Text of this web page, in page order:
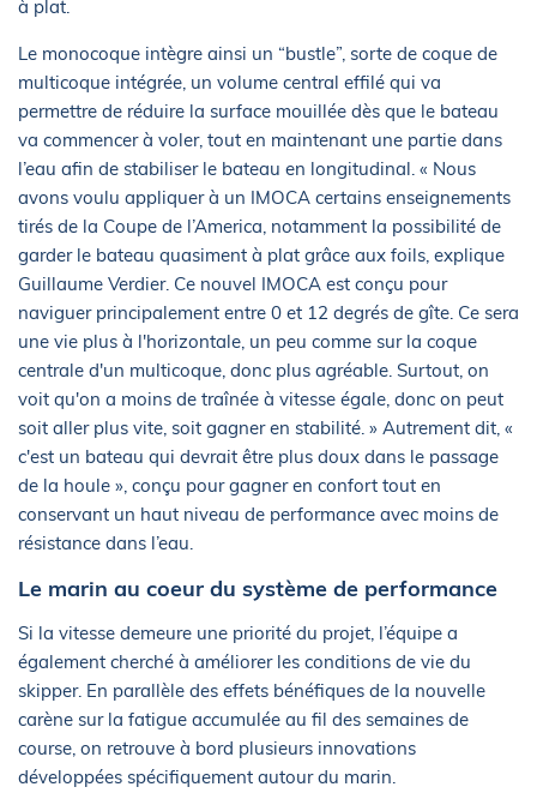
à plat.
Le monocoque intègre ainsi un “bustle”, sorte de coque de
multicoque intégrée, un volume central effilé qui va
permettre de réduire la surface mouillée dès que le bateau
va commencer à voler, tout en maintenant une partie dans
l’eau afin de stabiliser le bateau en longitudinal. « Nous
avons voulu appliquer à un IMOCA certains enseignements
tirés de la Coupe de l’America, notamment la possibilité de
garder le bateau quasiment à plat grâce aux foils, explique
Guillaume Verdier. Ce nouvel IMOCA est conçu pour
naviguer principalement entre 0 et 12 degrés de gîte. Ce sera
une vie plus à l'horizontale, un peu comme sur la coque
centrale d'un multicoque, donc plus agréable. Surtout, on
voit qu'on a moins de traînée à vitesse égale, donc on peut
soit aller plus vite, soit gagner en stabilité. » Autrement dit, «
c'est un bateau qui devrait être plus doux dans le passage
de la houle », conçu pour gagner en confort tout en
conservant un haut niveau de performance avec moins de
résistance dans l’eau.
Le marin au coeur du système de performance
Si la vitesse demeure une priorité du projet, l’équipe a
également cherché à améliorer les conditions de vie du
skipper. En parallèle des effets bénéfiques de la nouvelle
carène sur la fatigue accumulée au fil des semaines de
course, on retrouve à bord plusieurs innovations
développées spécifiquement autour du marin.